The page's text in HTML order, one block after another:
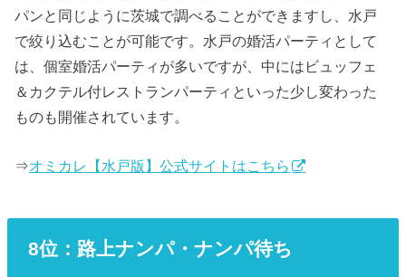
パンと同じように茨城で調べることができますし、水戸
で絞り込むことが可能です。水戸の婚活パーティとして
は、個室婚活パーティが多いですが、中にはビュッフェ
＆カクテル付レストランパーティといった少し変わった
ものも開催されています。
⇒オミカレ【水戸版】公式サイトはこちら
8位：路上ナンパ・ナンパ待ち